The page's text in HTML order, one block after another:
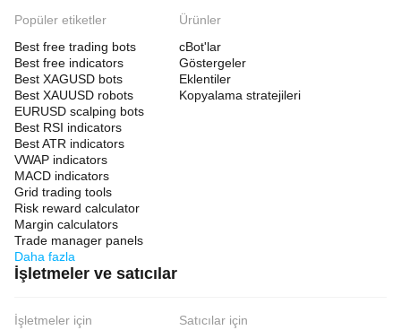
Popüler etiketler
Best free trading bots
Best free indicators
Best XAGUSD bots
Best XAUUSD robots
EURUSD scalping bots
Best RSI indicators
Best ATR indicators
VWAP indicators
MACD indicators
Grid trading tools
Risk reward calculator
Margin calculators
Trade manager panels
Daha fazla
Ürünler
cBot'lar
Göstergeler
Eklentiler
Kopyalama stratejileri
İşletmeler ve satıcılar
İşletmeler için
Satıcılar için